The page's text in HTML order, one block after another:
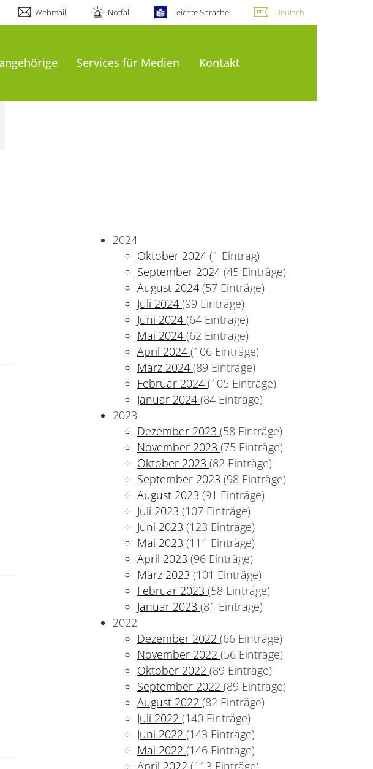
Webmail Notfall Leichte Sprache Deutsch
Services für Medien Kontakt
und Umweltschutz
ein Austausch- und Lernprogramm zur Verbesserung des
zeigt, was oft Ursache ist
2024
Oktober 2024(1 Eintrag)
September 2024(45 Einträge)
August 2024(57 Einträge)
Juli 2024(99 Einträge)
Juni 2024(64 Einträge)
Mai 2024(62 Einträge)
April 2024(106 Einträge)
März 2024(89 Einträge)
Februar 2024(105 Einträge)
Januar 2024(84 Einträge)
2023
Dezember 2023(58 Einträge)
November 2023(75 Einträge)
Oktober 2023(82 Einträge)
September 2023(98 Einträge)
August 2023(91 Einträge)
Juli 2023(107 Einträge)
Juni 2023(123 Einträge)
Mai 2023(111 Einträge)
April 2023(96 Einträge)
März 2023(101 Einträge)
Februar 2023(58 Einträge)
Januar 2023(81 Einträge)
2022
Dezember 2022(66 Einträge)
November 2022(56 Einträge)
Oktober 2022(89 Einträge)
September 2022(89 Einträge)
August 2022(82 Einträge)
Juli 2022(140 Einträge)
Juni 2022(143 Einträge)
Mai 2022(146 Einträge)
April 2022(113 Einträge)